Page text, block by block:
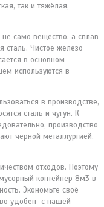
так и тяжёлая,
само вещество, а сплав
сталь. Чистое железо
в основном
используются в
в производстве,
сталь и чугун. К
производство
черной металлургией.
отходов. Поэтому
контейнер 8м3 в
Экономьте своё
удобен с нашей